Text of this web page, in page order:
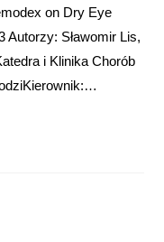
on Dry Eye
Autorzy: Sławomir Lis,
i Klinika Chorób